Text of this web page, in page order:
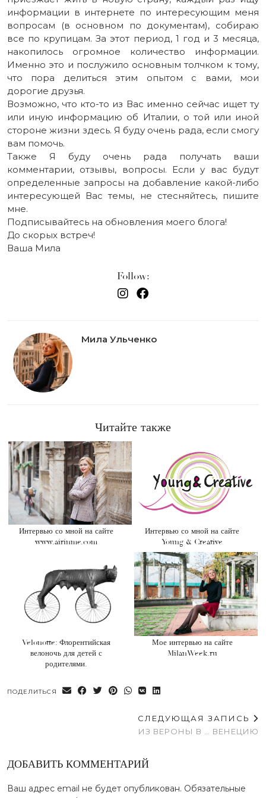
информации в интернете по интересующим меня
вопросам (в основном по документам), собираю
все по крупицам. За этот период, 1 год и 3 месяца,
накопилось огромное количество информации.
Именно это и послужило основным толчком к тому,
что пора делиться этим опытом с вами, мои
дорогие друзья.
Возможно, что кто-то из Вас именно сейчас ищет ту
или иную информацию об Италии, о той или иной
стороне жизни здесь. Я буду очень рада, если смогу
вам помочь.
Также Я буду очень рада получать ваши
комментарии, отзывы, вопросы. Если у вас будут
определенные запросы на добавление какой-либо
интересующей Вас темы, не стесняйтесь, пишите
мне.
Подписывайтесь на обновления моего блога!
До скорых встреч!
Ваша Мила
Follow:
Мила Ульченко
Читайте также
Интервью со мной на сайте
www.airinme.com
Интервью со мной на сайте
Young & Creative
Velonotte: Флорентийская
велоночь для детей с
родителями.
Мое интервью на сайте
MilanWeek.ru
ПОДЕЛИТЬСЯ
СЛЕДУЮЩАЯ ЗАПИСЬ
ИЗ ВЕРОНЫ В … ВЕНЕЦИЮ
ДОБАВИТЬ КОММЕНТАРИЙ
Ваш адрес email не будет опубликован. Обязательные